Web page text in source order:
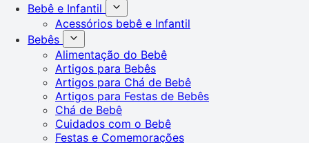
Bebê e Infantil
Acessórios bebê e Infantil
Bebês
Alimentação do Bebê
Artigos para Bebês
Artigos para Chá de Bebê
Artigos para Festas de Bebês
Chá de Bebê
Cuidados com o Bebê
Festas e Comemorações